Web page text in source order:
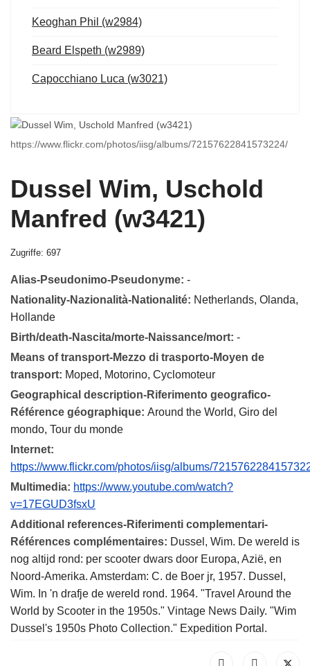
Keoghan Phil (w2984)
Beard Elspeth (w2989)
Capocchiano Luca (w3021)
https://www.flickr.com/photos/iisg/albums/72157622841573224/
Dussel Wim, Uschold
Manfred (w3421)
Zugriffe: 697
Alias-Pseudonimo-Pseudonyme: -
Nationality-Nazionalità-Nationalité: Netherlands, Olanda,
Hollande
Birth/death-Nascita/morte-Naissance/mort: -
Means of transport-Mezzo di trasporto-Moyen de
transport: Moped, Motorino, Cyclomoteur
Geographical description-Riferimento geografico-
Référence géographique: Around the World, Giro del
mondo, Tour du monde
Internet:
https://www.flickr.com/photos/iisg/albums/
Multimedia: https://www.youtube.com/watch?
v=17EGUD3fsxU
Additional references-Riferimenti complementari-
Références complémentaires: Dussel, Wim. De wereld is
nog altijd rond: per scooter dwars door Europa, Azië, en
Noord-Amerika. Amsterdam: C. de Boer jr, 1957. Dussel,
Wim. In 'n drafje de wereld rond. 1964. "Travel Around the
World by Scooter in the 1950s." Vintage News Daily. "Wim
Dussel's 1950s Photo Collection." Expedition Portal.